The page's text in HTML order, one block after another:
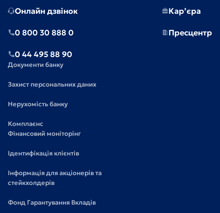
Онлайн дзвінок
0 800 30 888 0
0 44 495 88 90
Кар’єра
Пресцентр
Документи банку
Захист персональних даних
Нерухомість банку
Комплаєнс
Фінансовий моніторінг
Ідентифікація клієнтів
Інформація для акціонерів та
стейкхолдерів
Фонд Гарантування Вкладів